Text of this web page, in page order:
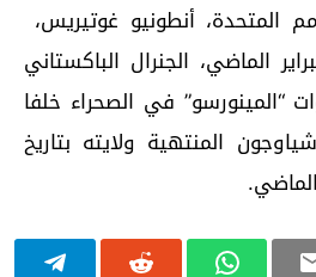
المتحدة، أنطونيو غوتيريس،
الماضي، الجنرال الباكستاني
“المينورسو” في الصحراء خلفا
المنتهية ولايته بتاريخ